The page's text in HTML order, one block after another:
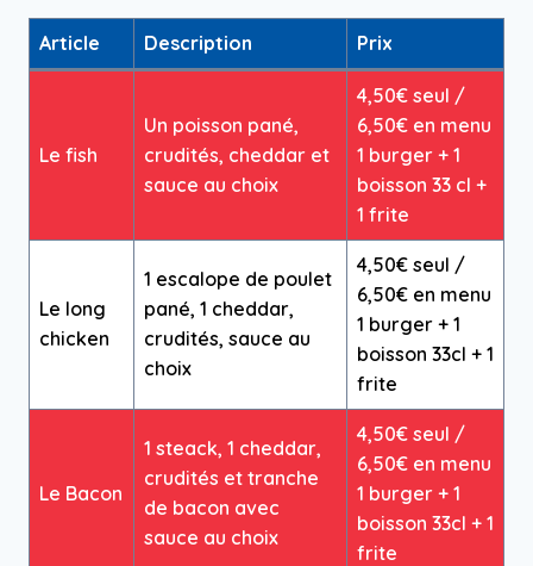
Article Description Prix
Le fish
Un poisson pané,
crudités, cheddar et
sauce au choix
4,50€ seul /
6,50€ en menu
1 burger + 1
boisson 33 cl +
1 frite
Le long
chicken
1 escalope de poulet
pané, 1 cheddar,
crudités, sauce au
choix
4,50€ seul /
6,50€ en menu
1 burger + 1
boisson 33cl + 1
frite
Le Bacon
1 steack, 1 cheddar,
crudités et tranche
de bacon avec
sauce au choix
4,50€ seul /
6,50€ en menu
1 burger + 1
boisson 33cl + 1
frite